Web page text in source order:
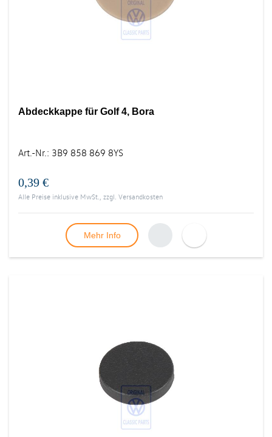
Abdeckkappe für Golf 4, Bora
Art.-Nr.: 3B9 858 869 8YS
0,39 €
Alle Preise inklusive MwSt., zzgl. Versandkosten
Mehr Info